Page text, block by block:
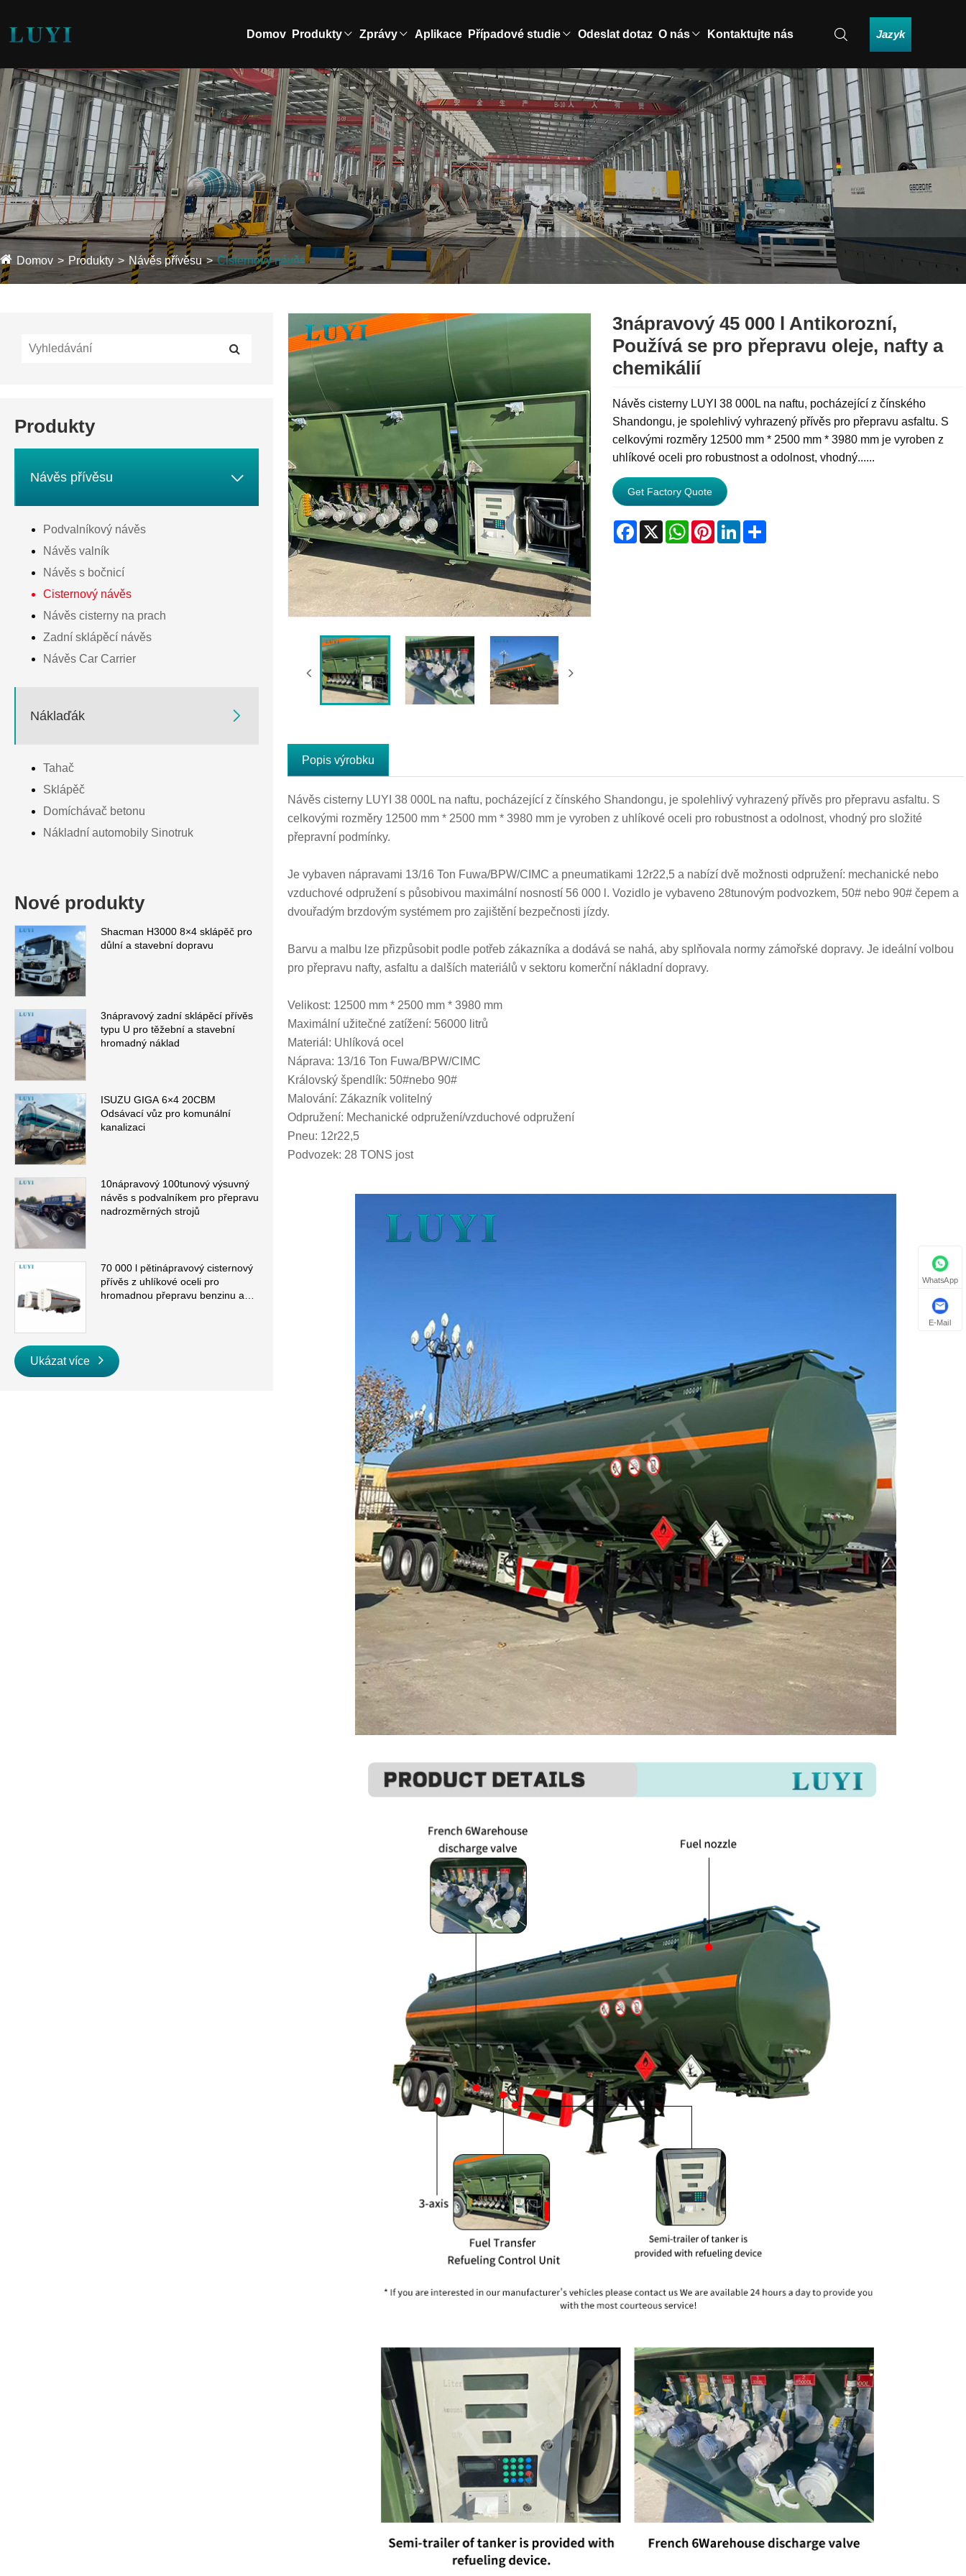
Domov Produkty Zprávy Aplikace Případové studie Odeslat dotaz O nás Kontaktujte nás Jazyk
Domov Produkty Návěs přívěsu Cisternový návěs
Produkty
Návěs přívěsu 
Podvalníkový návěs
Návěs valník
Návěs s bočnicí
Cisternový návěs
Návěs cisterny na prach
Zadní sklápěcí návěs
Návěs Car Carrier
Náklaďák 
Tahač
Sklápěč
Domíchávač betonu
Nákladní automobily Sinotruk
Nové produkty
Shacman H3000 8×4 sklápěč pro
důlní a stavební dopravu
3nápravový zadní sklápěcí přívěs
typu U pro těžební a stavební
hromadný náklad
ISUZU GIGA 6×4 20CBM
Odsávací vůz pro komunální
kanalizaci
10nápravový 100tunový výsuvný
návěs s podvalníkem pro přepravu
nadrozměrných strojů
70 000 l pětinápravový cisternový
přívěs z uhlíkové oceli pro
hromadnou přepravu benzinu a
Ukázat více
3nápravový 45 000 l Antikorozní,
Používá se pro přepravu oleje, nafty a
chemikálií
Návěs cisterny LUYI 38 000L na naftu, pocházející z čínského
Shandongu, je spolehlivý vyhrazený přívěs pro přepravu asfaltu. S
celkovými rozměry 12500 mm * 2500 mm * 3980 mm je vyroben z
uhlíkové oceli pro robustnost a odolnost, vhodný......
Get Factory Quote
Facebook
X WhatsApp
PinterestLinkedInShare
Popis výrobku
Návěs cisterny LUYI 38 000L na naftu, pocházející z čínského Shandongu, je spolehlivý vyhrazený přívěs pro přepravu asfaltu. S
celkovými rozměry 12500 mm * 2500 mm * 3980 mm je vyroben z uhlíkové oceli pro robustnost a odolnost, vhodný pro složité
přepravní podmínky.
Je vybaven nápravami 13/16 Ton Fuwa/BPW/CIMC a pneumatikami 12r22,5 a nabízí dvě možnosti odpružení: mechanické nebo
vzduchové odpružení s působivou maximální nosností 56 000 l. Vozidlo je vybaveno 28tunovým podvozkem, 50# nebo 90# čepem a
dvouřadým brzdovým systémem pro zajištění bezpečnosti jízdy.
Barvu a malbu lze přizpůsobit podle potřeb zákazníka a dodává se nahá, aby splňovala normy zámořské dopravy. Je ideální volbou
pro přepravu nafty, asfaltu a dalších materiálů v sektoru komerční nákladní dopravy.
Velikost: 12500 mm * 2500 mm * 3980 mm
Maximální užitečné zatížení: 56000 litrů
Materiál: Uhlíková ocel
Náprava: 13/16 Ton Fuwa/BPW/CIMC
Královský špendlík: 50#nebo 90#
Malování: Zákazník volitelný
Odpružení: Mechanické odpružení/vzduchové odpružení
Pneu: 12r22,5
Podvozek: 28 TONS jost
WhatsApp
E-Mail